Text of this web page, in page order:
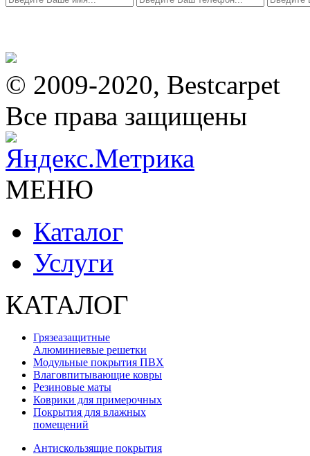
© 2009-2020, Bestcarpet
Все права защищены
МЕНЮ
Каталог
Услуги
КАТАЛОГ
Грязеазащитные
Алюминиевые решетки
Модульные покрытия ПВХ
Влаговпитывающие ковры
Резиновые маты
Коврики для примерочных
Покрытия для влажных
помещений
Антискользящие покрытия